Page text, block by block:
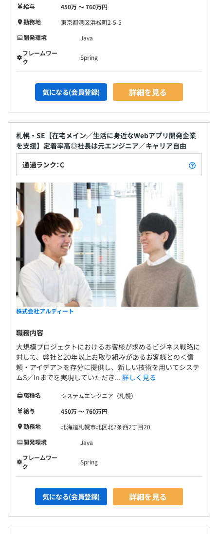
給与
450万 〜 760万円
勤務地
東京都港区浜松町2-5-5
開発環境
Java
フレームワー
ク
Spring
気になる(会員登録) 詳細を見る
札幌・SE【在宅メイン／生活に身近なWebアプリ開発企業
を支援】定着率高◎社長は元エンジニア／キャリア自由
通過ランク：C
株式会社アルディート
職務内容
大規模プロジェクトにおけるお客様が求めるビジネス戦略に
対して、弊社と20年以上お取り組みがあるお客様との＜信
頼・アイデア＞を存分に提供し、新しい技術を用いてシステ
ムS／Inまでを実現していただき... 詳しく見る
職種名
システムエンジニア（札幌）
給与
450万 〜 760万円
勤務地
北海道札幌市北区北7条西2丁目20
開発環境
Java
フレームワー
ク
Spring
気になる(会員登録) 詳細を見る